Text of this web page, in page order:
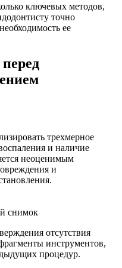
ключевых методов,
точно
ее
трехмерное
и наличие
неоценимым
и
снимок
отсутствия
инструментов,
процедур.